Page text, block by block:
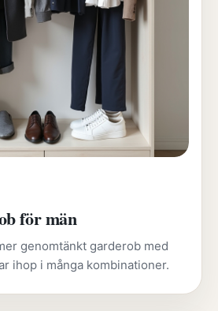
för män
genomtänkt garderob med
ihop i många kombinationer.